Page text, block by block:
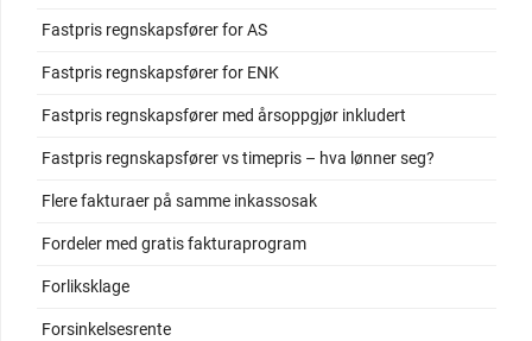
Fastpris regnskapsfører for AS
Fastpris regnskapsfører for ENK
Fastpris regnskapsfører med årsoppgjør inkludert
Fastpris regnskapsfører vs timepris – hva lønner seg?
Flere fakturaer på samme inkassosak
Fordeler med gratis fakturaprogram
Forliksklage
Forsinkelsesrente